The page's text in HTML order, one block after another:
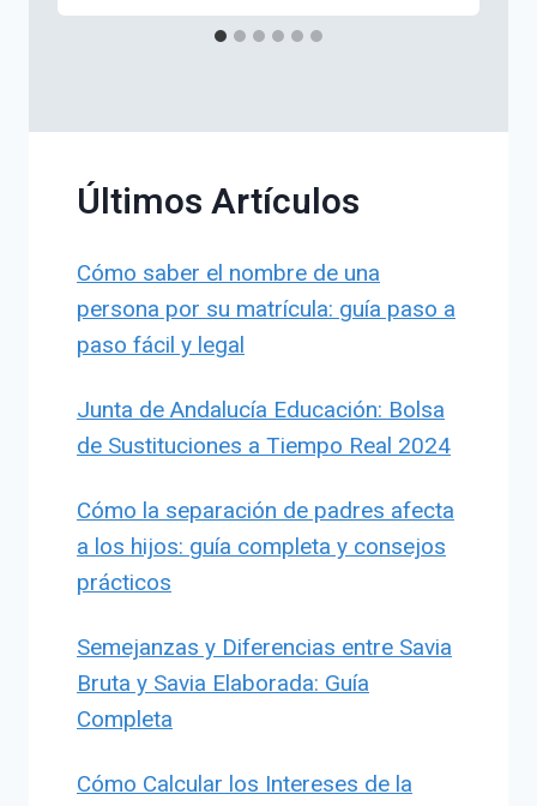
Últimos Artículos
Cómo saber el nombre de una
persona por su matrícula: guía paso a
paso fácil y legal
Junta de Andalucía Educación: Bolsa
de Sustituciones a Tiempo Real 2024
Cómo la separación de padres afecta
a los hijos: guía completa y consejos
prácticos
Semejanzas y Diferencias entre Savia
Bruta y Savia Elaborada: Guía
Completa
Cómo Calcular los Intereses de la